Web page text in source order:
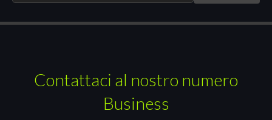
Contattaci al nostro numero
Business